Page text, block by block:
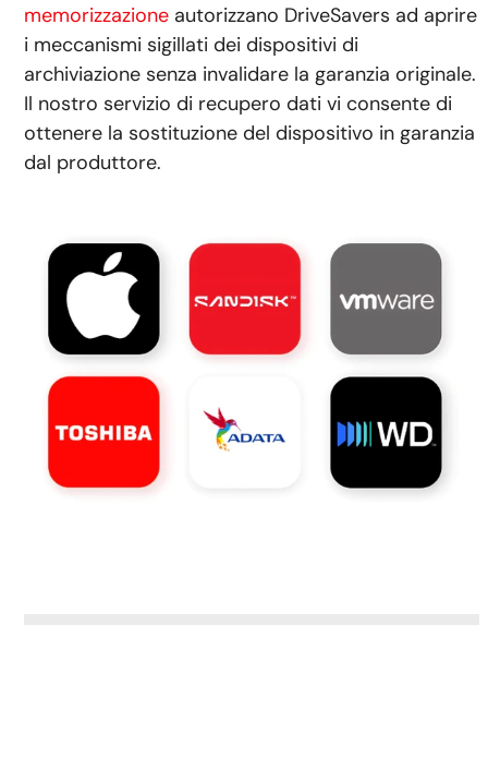
memorizzazione autorizzano DriveSavers ad aprire
i meccanismi sigillati dei dispositivi di
archiviazione senza invalidare la garanzia originale.
Il nostro servizio di recupero dati vi consente di
ottenere la sostituzione del dispositivo in garanzia
dal produttore.